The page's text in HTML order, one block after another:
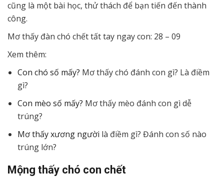
cũng là một bài học, thử thách để bạn tiến đến thành
công.
Mơ thấy đàn chó chết tất tay ngay con: 28 – 09
Xem thêm:
Con chó số mấy? Mơ thấy chó đánh con gì? Là điềm
gì?
Con mèo số mấy? Mơ thấy mèo đánh con gì dễ
trúng?
Mơ thấy xương người là điềm gì? Đánh con số nào
trúng lớn?
Mộng thấy chó con chết